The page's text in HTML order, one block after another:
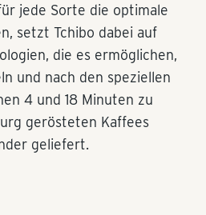
jede Sorte die optimale
setzt Tchibo dabei auf
die es ermöglichen,
und nach den speziellen
4 und 18 Minuten zu
gerösteten Kaffees
geliefert.